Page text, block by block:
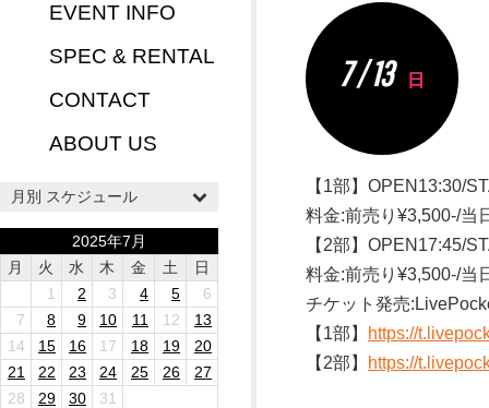
EVENT INFO
SPEC & RENTAL
CONTACT
ABOUT US
月別 スケジュール
2025年7月
月
火 水 木 金 土
日
1
2 3 4 5
6
7
8 9 10 11 12
13
14
15 16 17 18 19
20
21
22 23 24 25 26
27
28
29 30 31
7 / 13 日
【1部】OPEN13:30/
料金:前売り¥3,500-/当
【2部】OPEN17:45/
料金:前売り¥3,500-/当
チケット発売
【1部】
https://
【2部】
https://